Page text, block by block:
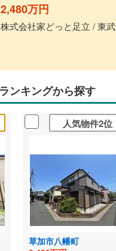
2,480万円
株式会社家どっと足立 / 東
ンキングから探す
人気物件2位
草加市八幡町